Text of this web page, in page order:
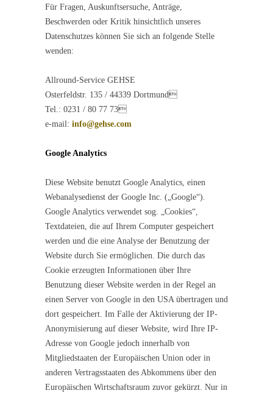
Für Fragen, Auskunftsersuche, Anträge,
Beschwerden oder Kritik hinsichtlich unseres
Datenschutzes können Sie sich an folgende Stelle
wenden:
Allround-Service GEHSE
Osterfeldstr. 135 / 44339 Dortmund
Tel.: 0231 / 80 77 73
e-mail: info@gehse.com
Google Analytics
Diese Website benutzt Google Analytics, einen
Webanalysedienst der Google Inc. („Google“).
Google Analytics verwendet sog. „Cookies“,
Textdateien, die auf Ihrem Computer gespeichert
werden und die eine Analyse der Benutzung der
Website durch Sie ermöglichen. Die durch das
Cookie erzeugten Informationen über Ihre
Benutzung dieser Website werden in der Regel an
einen Server von Google in den USA übertragen und
dort gespeichert. Im Falle der Aktivierung der IP-
Anonymisierung auf dieser Website, wird Ihre IP-
Adresse von Google jedoch innerhalb von
Mitgliedstaaten der Europäischen Union oder in
anderen Vertragsstaaten des Abkommens über den
Europäischen Wirtschaftsraum zuvor gekürzt. Nur in